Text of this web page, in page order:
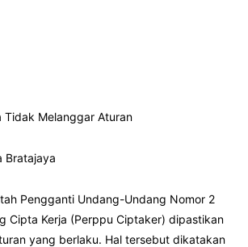
Tidak Melanggar Aturan
Bratajaya
Pengganti Undang-Undang Nomor 2
Cipta Kerja (Perppu Ciptaker) dipastikan
yang berlaku. Hal tersebut dikatakan